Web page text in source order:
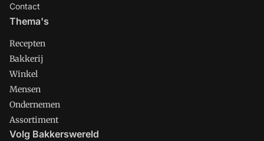
Contact
Thema's
Recepten
Bakkerij
Winkel
Mensen
Ondernemen
Assortiment
Volg Bakkerswereld